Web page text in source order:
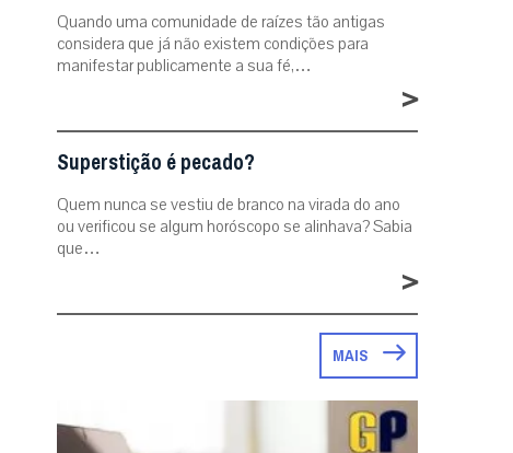
Quando uma comunidade de raízes tão antigas
considera que já não existem condições para
manifestar publicamente a sua fé,…
>
Superstição é pecado?
Quem nunca se vestiu de branco na virada do ano
ou verificou se algum horóscopo se alinhava? Sabia
que…
>
MAIS